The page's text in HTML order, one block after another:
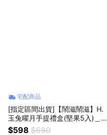
宅配商品
[指定區間出貨]【鬧滋鬧滋】H.
玉兔曜月手提禮盒(堅果5入)＿大
膽翻玩．創意堅果＿獨家口味_中
$598 $680